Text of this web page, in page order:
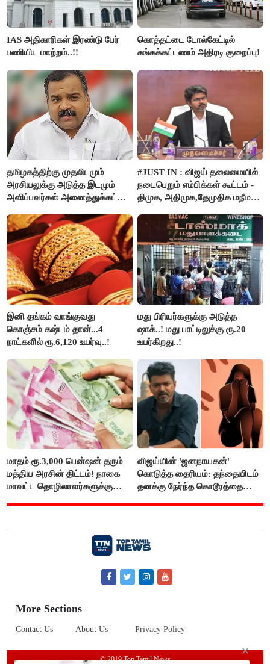
IAS அதிகாரிகள் இரண்டு பேர்
பணியிட மாற்றம்..!!
கொத்தட்டை டோல்கேட்டில்
சுங்கக்கட்டணம் அதிரடி குறைப்பு!
தமிழகத்திற்கு முதலிடமும்
அரசியலுக்கு அடுத்த இடமும்
அளிப்பவர்கள் அனைத்துக்கட்சி
பங்கேற்பார்கள் - மாணிக்கம்
தாகூர்..!!
#JUST IN : விஜய் தலைமையில்
நடைபெறும் எம்பிக்கள் கூட்டம் -
திமுக, அதிமுக,தேமுதிக மநீம
இனி தங்கம் வாங்குவது
கொஞ்சம் கஷ்டம் தான்...4
நாட்களில் ரூ.6,120 உயர்வு..!
மது பிரியர்களுக்கு அடுத்த
ஷாக்..! மது பாட்டிலுக்கு ரூ.20
உயர்கிறது..!
மாதம் ரூ.3,000 பென்ஷன் தரும்
மத்திய அரசின் திட்டம்! நாகை
மாவட்ட தொழிலாளர்களுக்கு
விஜய்யின் 'ஜனநாயகன்'
கொடுத்த தைரியம்: தந்தையிடம்
தனக்கு நேர்ந்த கொடூரத்தை
More Sections
Contact Us About Us Privacy Policy
© 2019 Top Tamil News